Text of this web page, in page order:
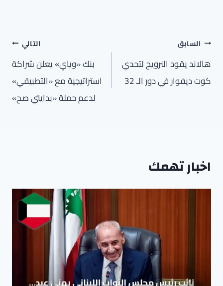
تصفّح
المقالات
السابق
هالاند يقود النرويج لتحدي
كوت ديفوار في دور الـ 32
التالي
بنك «وياي» يعلن شراكة
استراتيجية مع «التطبيقي»
لدعم حملة «بدايتي صح»
اخبار تهمك